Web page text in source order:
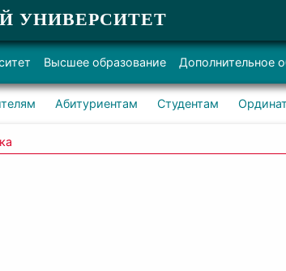
УНИВЕРСИТЕТ
Высшее образование Дополнительное
Абитуриентам Студентам